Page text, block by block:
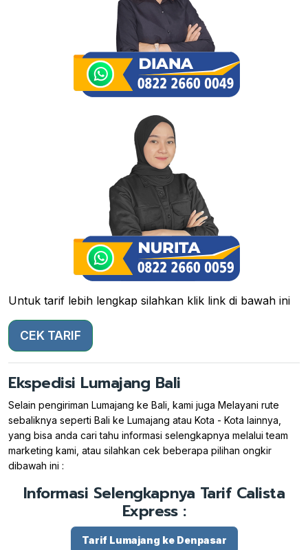
Untuk tarif lebih lengkap silahkan klik link di bawah ini
CEK TARIF
Ekspedisi Lumajang Bali
Selain pengiriman Lumajang ke Bali, kami juga Melayani rute
sebaliknya seperti Bali ke Lumajang atau Kota - Kota lainnya,
yang bisa anda cari tahu informasi selengkapnya melalui team
marketing kami, atau silahkan cek beberapa pilihan ongkir
dibawah ini :
Informasi Selengkapnya Tarif Calista
Express :
Tarif Lumajang ke Denpasar